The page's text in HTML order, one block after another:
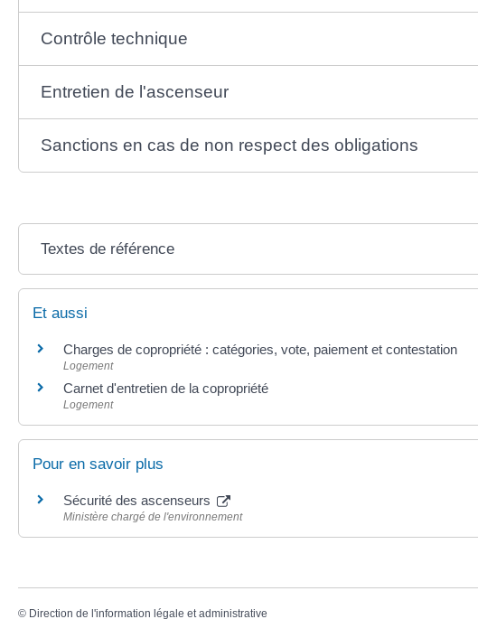
Contrôle technique
Entretien de l'ascenseur
Sanctions en cas de non respect des obligations
Textes de référence
Et aussi
Charges de copropriété : catégories, vote, paiement et contestation
Logement
Carnet d'entretien de la copropriété
Logement
Pour en savoir plus
Sécurité des ascenseurs
Ministère chargé de l'environnement
© Direction de l'information légale et administrative